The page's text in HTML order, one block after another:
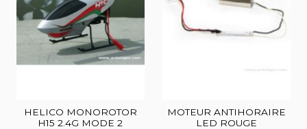
HELICO MONOROTOR
H15 2.4G MODE 2
MOTEUR ANTIHORAIRE
LED ROUGE